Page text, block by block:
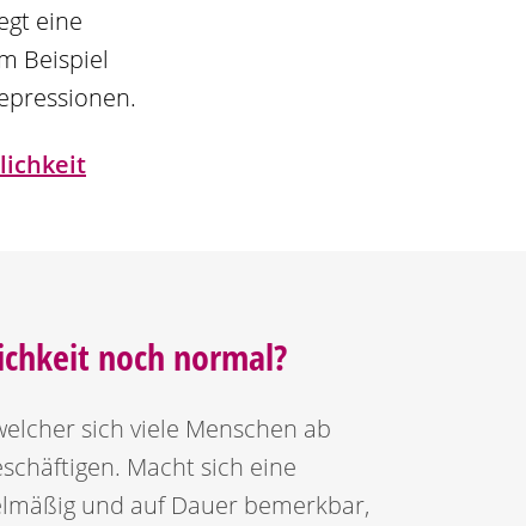
eine
Beispiel
noch normal?
sich viele Menschen ab
Macht sich eine
und auf Dauer bemerkbar,